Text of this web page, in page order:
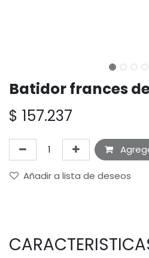
Batidor frances
$ 157.237
Añadir a lista de deseos